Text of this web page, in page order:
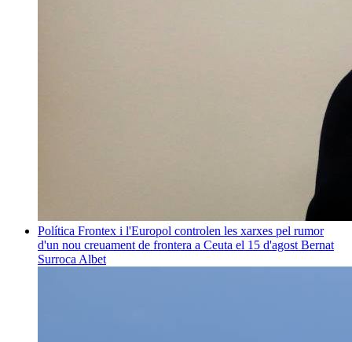
Política Frontex i l'Europol controlen les xarxes pel rumor
d'un nou creuament de frontera a Ceuta el 15 d'agost Bernat
Surroca Albet